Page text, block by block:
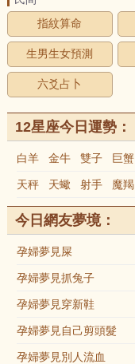
指紋算命
生男生女預測
六爻占卜
12星座今日運勢：
白羊 金牛 雙子 巨蟹
天秤 天蠍 射手 魔羯
今日網友夢境：
孕婦夢見屎
孕婦夢見抓兔子
孕婦夢見穿新鞋
孕婦夢見自己剪頭髮
孕婦夢見別人流血